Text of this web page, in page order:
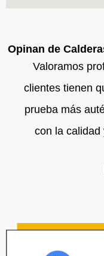
Opinan de
Valoramos
clientes tienen
prueba más
con la calidad